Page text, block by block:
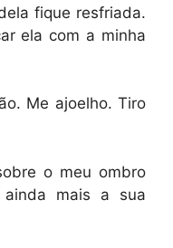
fique resfriada.
ela com a minha
Me ajoelho. Tiro
o meu ombro
mais a sua